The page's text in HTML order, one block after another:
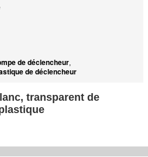
de déclencheur,
de déclencheur
transparent de